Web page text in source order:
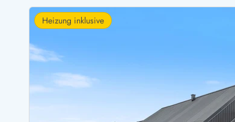
Ferienhäuser neu gebaut
Ferienhäuser mit Sauna
Ferienhäuser Nicht-Raucher
Ferienhäuser mit Aussicht
Ferienhäuser mit Whirlpool
Ferienhäuser mit Freitagswechsel
Heizung inklusive